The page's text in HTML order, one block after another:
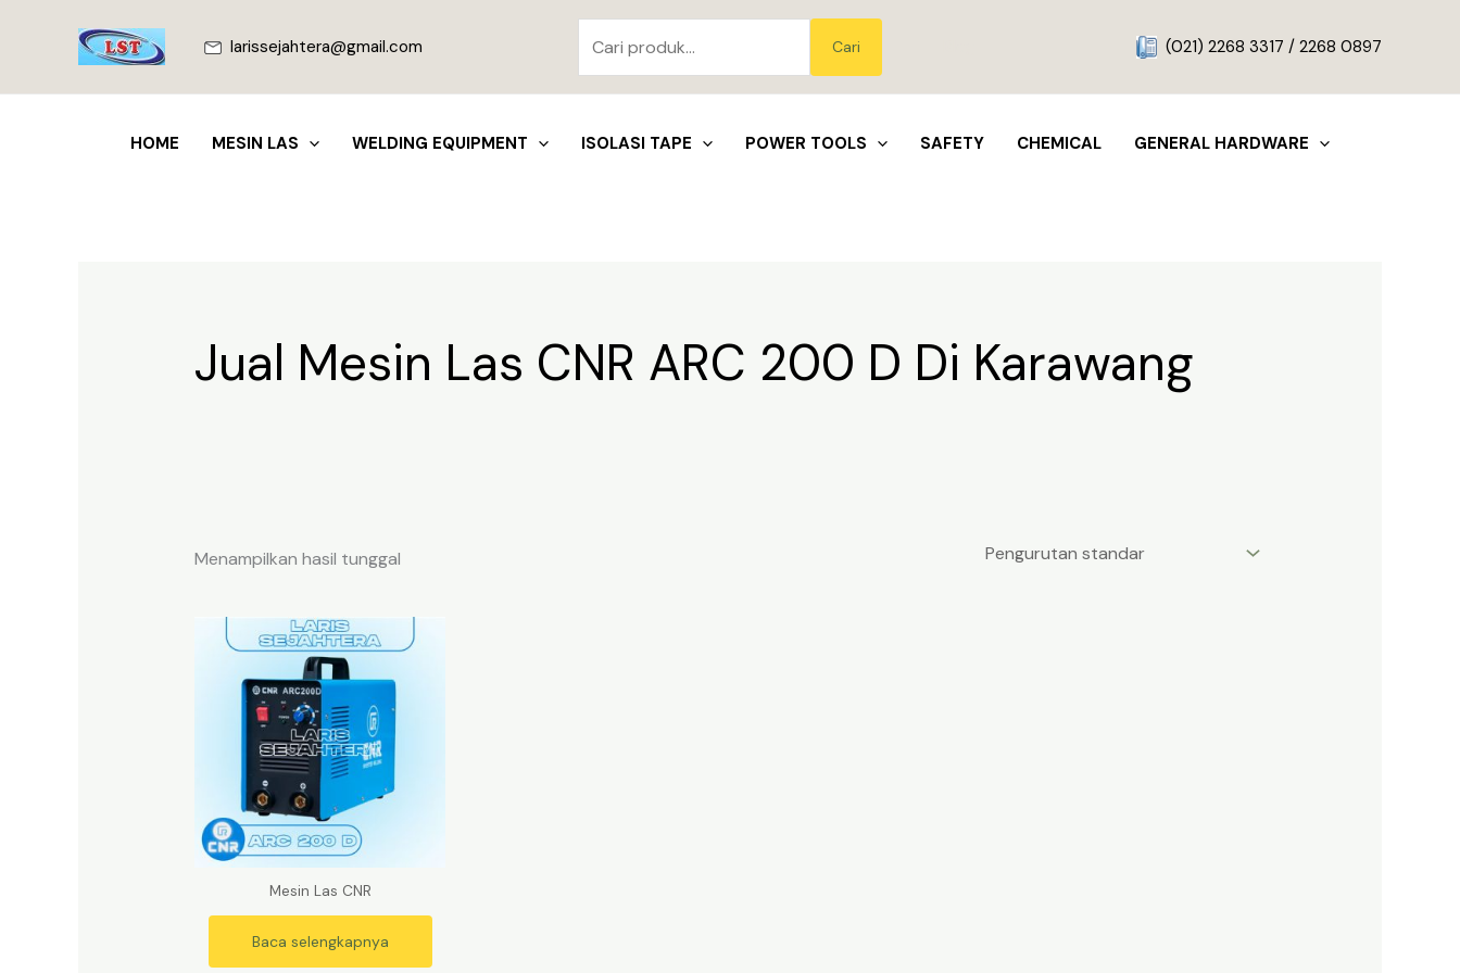
larissejahtera@gmail.com
untuk:
Cari (021) 2268 3317 / 2268 0897
HOME MESIN LAS WELDING EQUIPMENT ISOLASI TAPE POWER TOOLS SAFETY CHEMICAL GENERAL HARDWARE
Jual Mesin Las CNR ARC 200 D Di Karawang
Menampilkan hasil tunggal
Mesin Las CNR
Baca selengkapnya